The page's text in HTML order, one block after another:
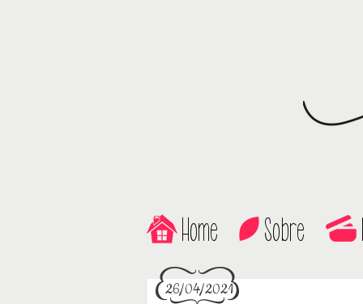
Home Sobre
26/04/2021